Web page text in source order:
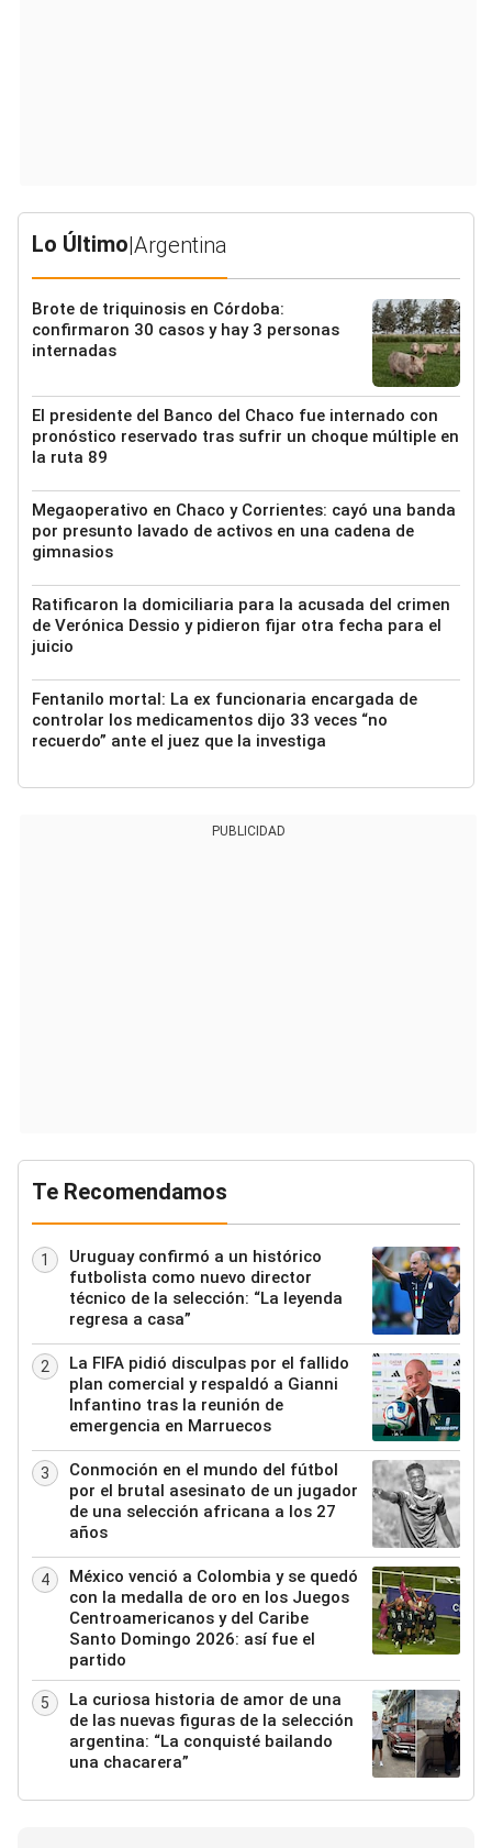
Lo Último|Argentina
Brote de triquinosis en Córdoba:
confirmaron 30 casos y hay 3 personas
internadas
El presidente del Banco del Chaco fue internado con
pronóstico reservado tras sufrir un choque múltiple en
la ruta 89
Megaoperativo en Chaco y Corrientes: cayó una banda
por presunto lavado de activos en una cadena de
gimnasios
Ratificaron la domiciliaria para la acusada del crimen
de Verónica Dessio y pidieron fijar otra fecha para el
juicio
Fentanilo mortal: La ex funcionaria encargada de
controlar los medicamentos dijo 33 veces “no
recuerdo” ante el juez que la investiga
PUBLICIDAD
Te Recomendamos
1
Uruguay confirmó a un histórico
futbolista como nuevo director
técnico de la selección: “La leyenda
regresa a casa”
2
La FIFA pidió disculpas por el fallido
plan comercial y respaldó a Gianni
Infantino tras la reunión de
emergencia en Marruecos
3
Conmoción en el mundo del fútbol
por el brutal asesinato de un jugador
de una selección africana a los 27
años
4
México venció a Colombia y se quedó
con la medalla de oro en los Juegos
Centroamericanos y del Caribe
Santo Domingo 2026: así fue el
partido
5
La curiosa historia de amor de una
de las nuevas figuras de la selección
argentina: “La conquisté bailando
una chacarera”